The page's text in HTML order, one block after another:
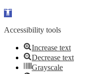
Open toolbar
Accessibility tools
Increase text
Decrease text
Grayscale